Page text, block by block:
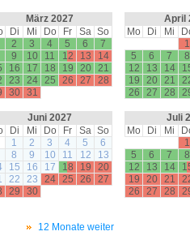
März 2027
Di Mi Do Fr Sa So
2 3 4 5 6
7
9 10 11 12 13
14
16 17 18 19 20
21
23 24 25 26 27
28
30 31
April
Mo
Di Mi
1
5
6 7
8
12
13 14
19
20 21
26
27 28
Juni 2027
Di Mi Do Fr Sa So
1
2 3 4 5
6
8 9 10 11 12
13
15 16 17 18 19
20
22 23 24 25 26
27
29 30
Juli
Mo
Di Mi
1
5
6 7
8
12
13 14
19
20 21
26
27 28
12 Monate weiter